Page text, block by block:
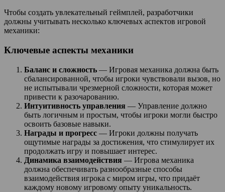
Чтобы создать увлекательный геймплей, разработчики
должны учитывать несколько ключевых аспектов игровой
механики:
Ключевые аспекты механики
Баланс и сложность — Игровая механика должна быть
сбалансированной, чтобы игроки чувствовали вызов, но
не испытывали чрезмерной сложности, которая может
привести к разочарованию.
Интуитивность управления — Управление должно
быть логичным и простым, чтобы игроки могли быстро
освоить базовые навыки.
Награды и прогресс — Игроки должны получать
ощутимые награды за достижения, что стимулирует их
продолжать игру и повышает интерес.
Динамика взаимодействия — Игрова механика
должна обеспечивать разнообразные способы
взаимодействия игрока с миром игры, что придаёт
каждому новому игровому опыту уникальность.